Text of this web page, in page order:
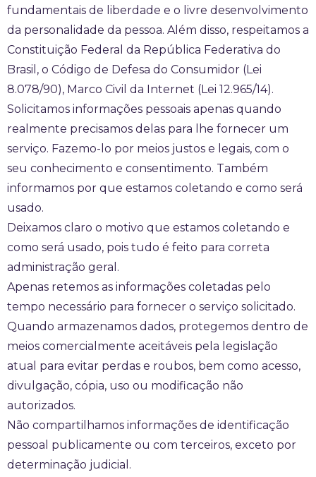
fundamentais de liberdade e o livre desenvolvimento
da personalidade da pessoa. Além disso, respeitamos a
Constituição Federal da República Federativa do
Brasil, o Código de Defesa do Consumidor (Lei
8.078/90), Marco Civil da Internet (Lei 12.965/14).
Solicitamos informações pessoais apenas quando
realmente precisamos delas para lhe fornecer um
serviço. Fazemo-lo por meios justos e legais, com o
seu conhecimento e consentimento. Também
informamos por que estamos coletando e como será
usado.
Deixamos claro o motivo que estamos coletando e
como será usado, pois tudo é feito para correta
administração geral.
Apenas retemos as informações coletadas pelo
tempo necessário para fornecer o serviço solicitado.
Quando armazenamos dados, protegemos dentro de
meios comercialmente aceitáveis pela legislação
atual ​​para evitar perdas e roubos, bem como acesso,
divulgação, cópia, uso ou modificação não
autorizados.
Não compartilhamos informações de identificação
pessoal publicamente ou com terceiros, exceto por
determinação judicial.